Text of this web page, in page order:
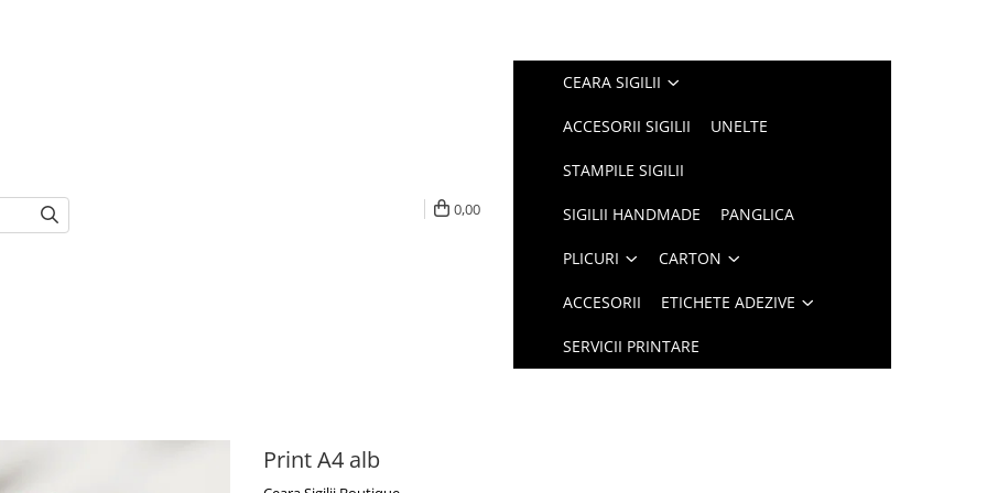
0,00
CEARA SIGILII
ACCESORII SIGILII UNELTE
STAMPILE SIGILII
SIGILII HANDMADE PANGLICA
PLICURI CARTON
ACCESORII ETICHETE ADEZIVE
SERVICII PRINTARE
Print A4 alb